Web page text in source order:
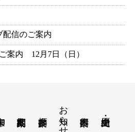
信のご案内
案内 12月7日（日）
お知らせ